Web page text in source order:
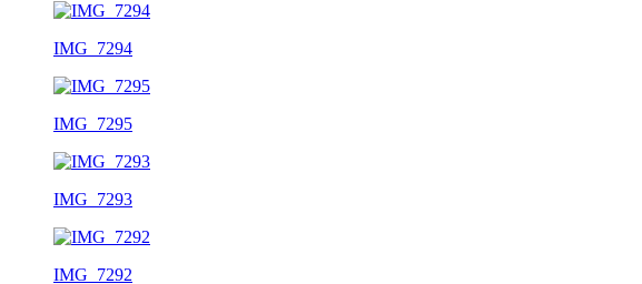
IMG_7294
IMG_7295
IMG_7293
IMG_7292